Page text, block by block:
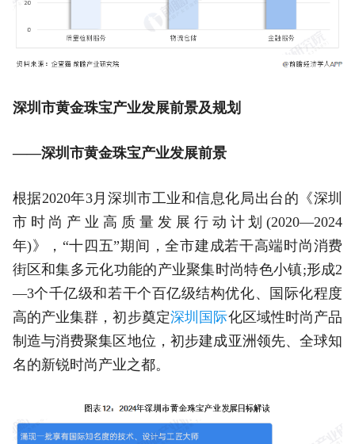
深圳市黄金珠宝产业发展前景及规划
——深圳市黄金珠宝产业发展前景
根据2020年3月深圳市工业和信息化局出台的《深圳
市时尚产业高质量发展行动计划(2020—2024
年)》，“十四五”期间，全市建成若干高端时尚消费
街区和集多元化功能的产业聚集时尚特色小镇;形成2
—3个千亿级和若干个百亿级结构优化、国际化程度
高的产业集群，初步奠定深圳国际化区域性时尚产品
制造与消费聚集区地位，初步建成亚洲领先、全球知
名的新锐时尚产业之都。